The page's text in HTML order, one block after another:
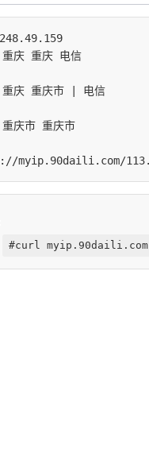
#curl myip.90daili.com